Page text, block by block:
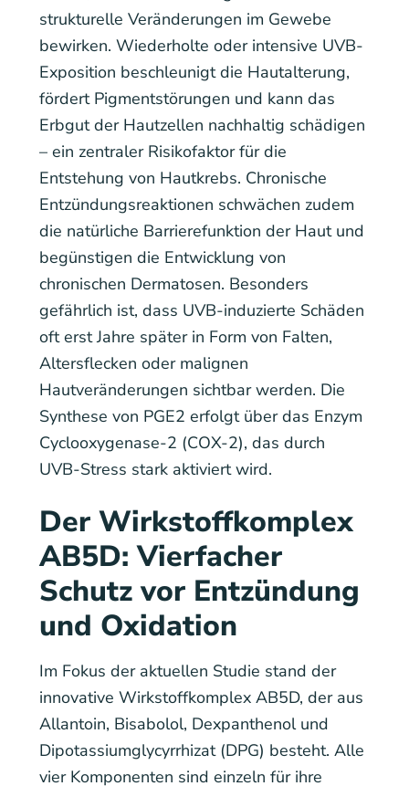
strukturelle Veränderungen im Gewebe
bewirken. Wiederholte oder intensive UVB-
Exposition beschleunigt die Hautalterung,
fördert Pigmentstörungen und kann das
Erbgut der Hautzellen nachhaltig schädigen
– ein zentraler Risikofaktor für die
Entstehung von Hautkrebs. Chronische
Entzündungsreaktionen schwächen zudem
die natürliche Barrierefunktion der Haut und
begünstigen die Entwicklung von
chronischen Dermatosen. Besonders
gefährlich ist, dass UVB-induzierte Schäden
oft erst Jahre später in Form von Falten,
Altersflecken oder malignen
Hautveränderungen sichtbar werden. Die
Synthese von PGE2 erfolgt über das Enzym
Cyclooxygenase-2 (COX-2), das durch
UVB-Stress stark aktiviert wird.
Der Wirkstoffkomplex
AB5D: Vierfacher
Schutz vor Entzündung
und Oxidation
Im Fokus der aktuellen Studie stand der
innovative Wirkstoffkomplex AB5D, der aus
Allantoin, Bisabolol, Dexpanthenol und
Dipotassiumglycyrrhizat (DPG) besteht. Alle
vier Komponenten sind einzeln für ihre